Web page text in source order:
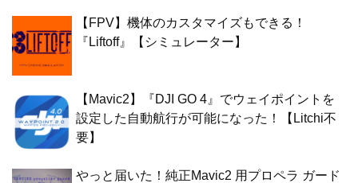
【FPV】機体のカスタマイズもできる！
『Liftoff』【シミュレーター】
【Mavic2】『DJI GO 4』でウェイポイントを
設定した自動航行が可能になった！【Litchi不
要】
やっと届いた！純正Mavic2 用プロペラ ガード